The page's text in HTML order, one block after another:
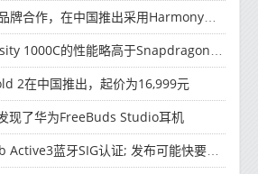
，在中国推出采用HarmonyOS 2.0的智能家居产品
1000C的性能略高于Snapdragon 765G
2在中国推出，起价为16,999元
现了华为FreeBuds Studio耳机
蓝牙SIG认证; 发布可能快要结束了